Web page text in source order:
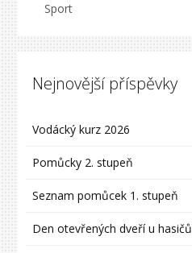
Sport
Nejnovější příspěvky
Vodácký kurz 2026
Pomůcky 2. stupeň
Seznam pomůcek 1. stupeň
Den otevřených dveří u hasičů